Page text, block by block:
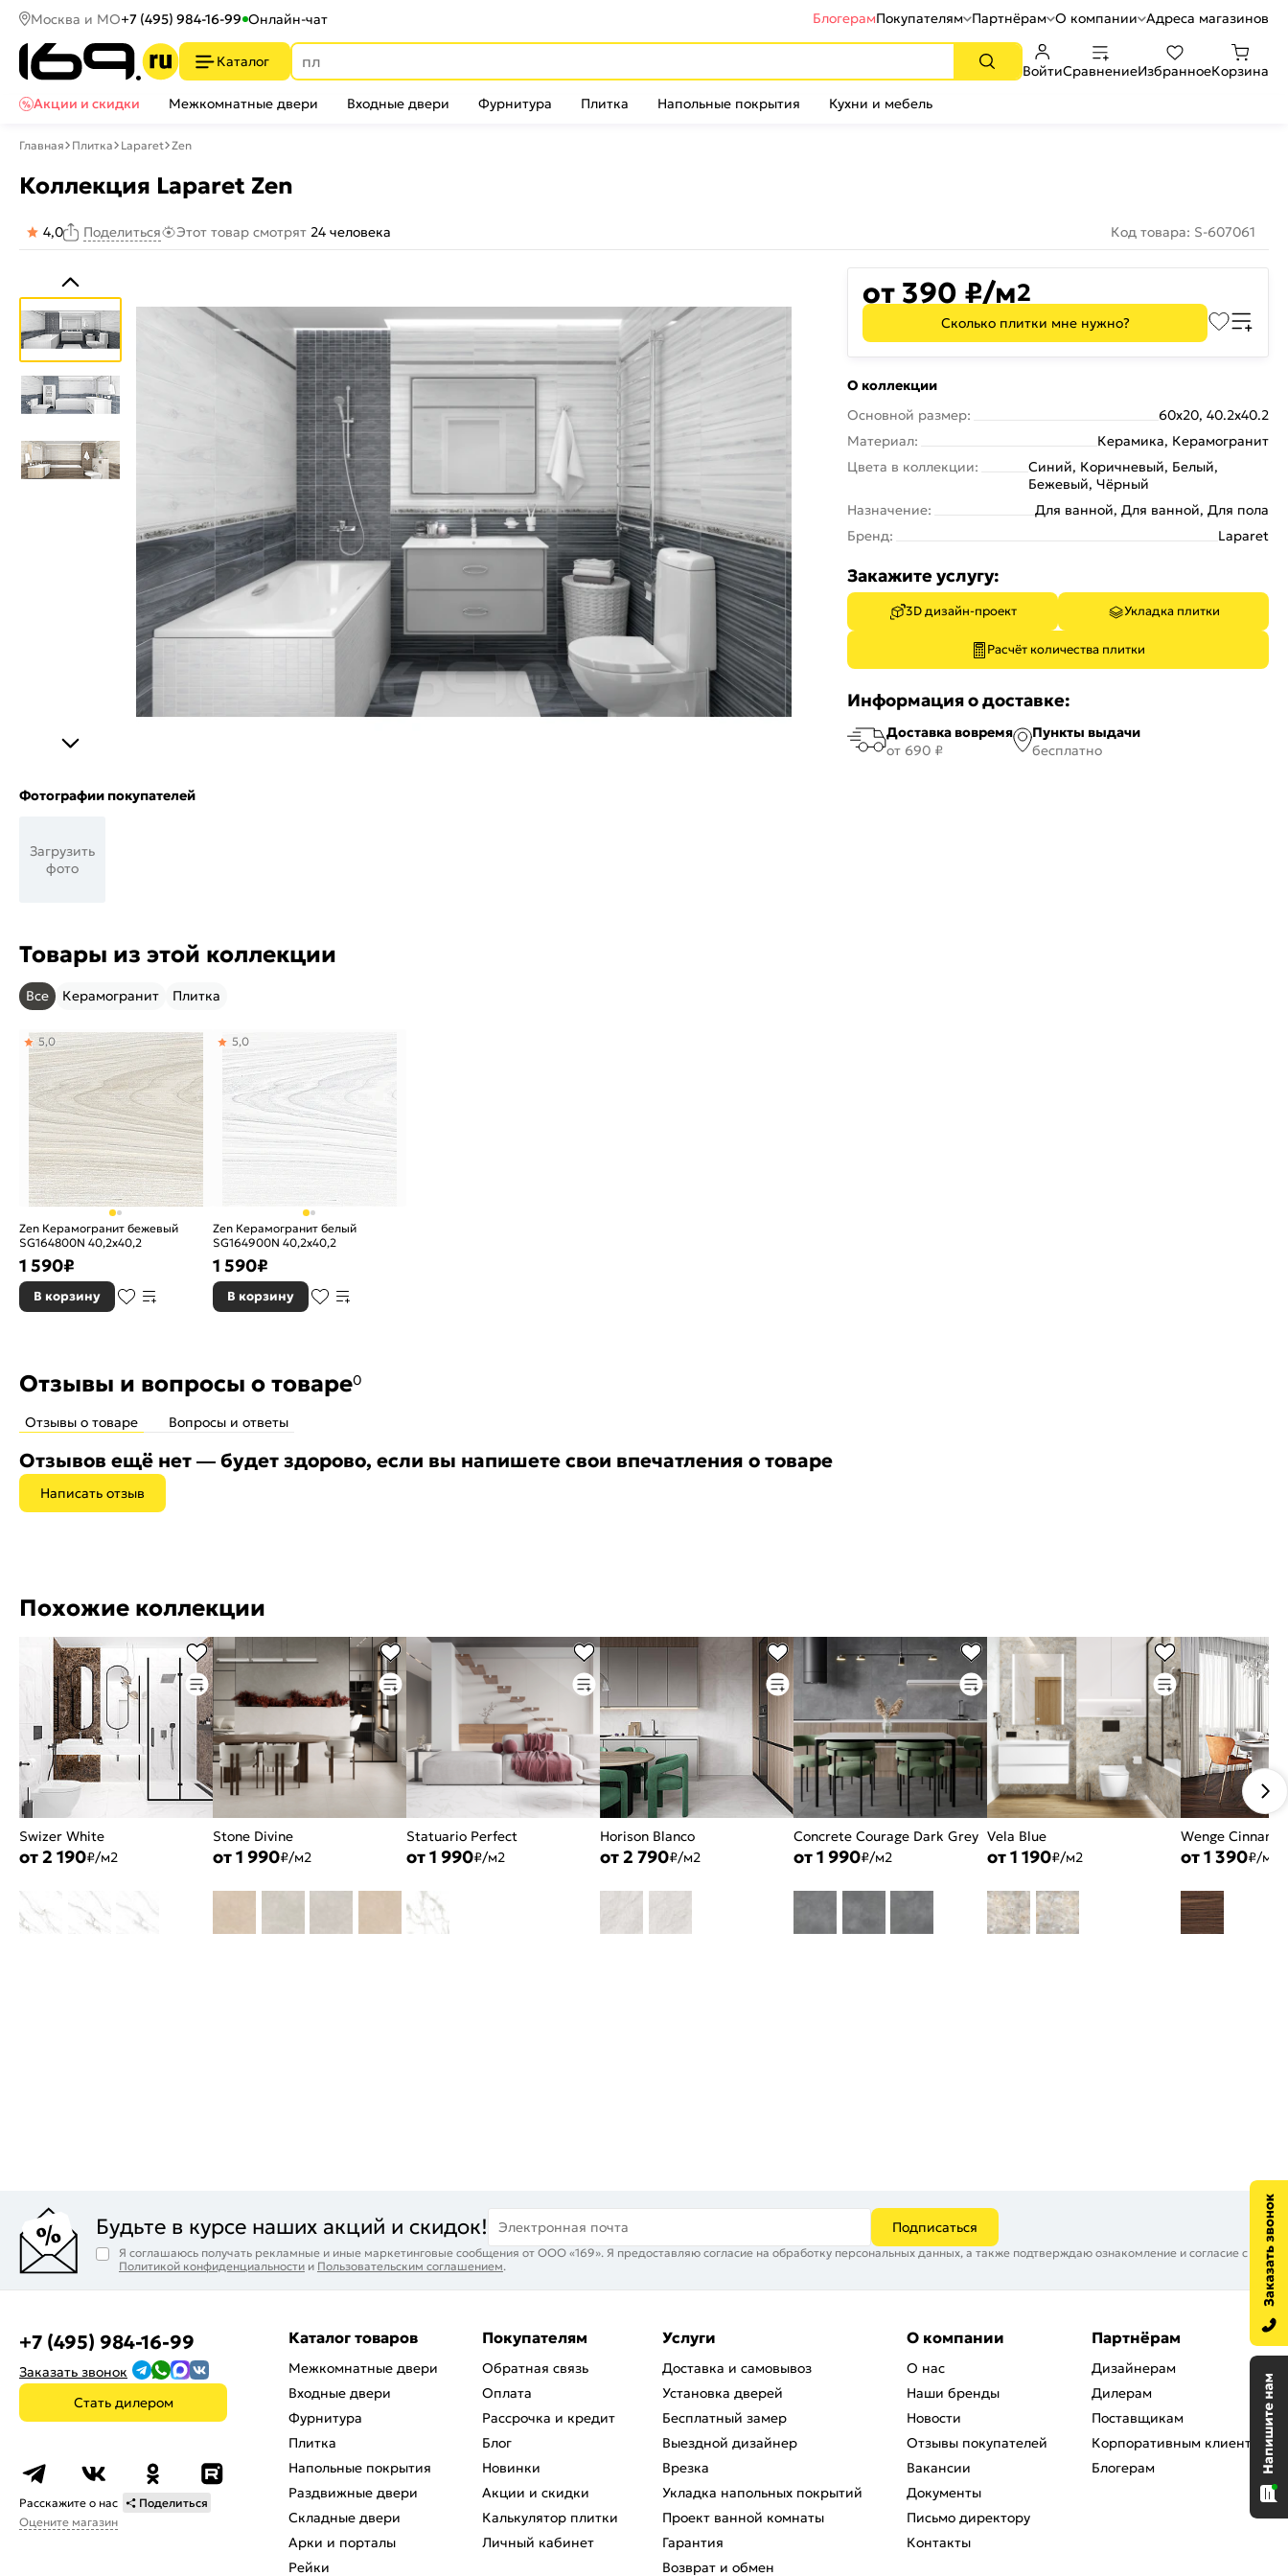
Москва и МО+7 (495) 984-16-99 Онлайн-чат БлогерамПокупателям Партнёрам О компании Адреса магазинов
Каталог
ВойтиСравнениеИзбранноеКорзина
Акции и скидки
Межкомнатные двери Входные двери Фурнитура Плитка Напольные покрытия Кухни и мебель
Главная Плитка Laparet Zen
Коллекция Laparet Zen
4,0 Поделиться Этот товар смотрят 24 человека Код товара: S-607061
Фотографии покупателей
Загрузить
фото
от 390 ₽/м2
Сколько плитки мне нужно?
О коллекции
Основной размер:
60x20, 40.2x40.2
Материал:
Керамика, Керамогранит
Цвета в коллекции:
Синий, Коричневый, Белый,
Бежевый, Чёрный
Назначение:
Для ванной, Для ванной, Для пола
Бренд:
Laparet
Закажите услугу:
3D дизайн-проект Укладка плитки
Расчёт количества плитки
Информация о доставке:
Доставка вовремя
от 690 ₽
Пункты выдачи
бесплатно
Товары из этой коллекции
Все Керамогранит Плитка
Zen Керамогранит бежевый
SG164800N 40,2х40,2
5,0
1 590₽
В корзину
Zen Керамогранит белый
SG164900N 40,2х40,2
5,0
1 590₽
В корзину
Отзывы и вопросы о товаре0
Отзывы о товаре Вопросы и ответы
Отзывов ещё нет — будет здорово, если вы напишете свои впечатления о товаре
Написать отзыв
Похожие коллекции
Swizer White
от 2 190₽/м2
Stone Divine
от 1 990₽/м2
Statuario Perfect
от 1 990₽/м2
Horison Blanco
от 2 790₽/м2
Concrete Courage Dark Grey
от 1 990₽/м2
Vela Blue
от 1 190₽/м2
Wenge
от 1 390₽/м2
Будьте в курсе наших акций и скидок! Электронная почта Подписаться
Я соглашаюсь получать рекламные и иные маркетинговые сообщения от ООО «169». Я предоставляю согласие на обработку персональных данных, а также подтверждаю ознакомление и согласие с
Политикой конфиденциальности и Пользовательским соглашением.
+7 (495) 984-16-99
Заказать звонок
Стать дилером
Расскажите о нас
Поделиться
Оцените магазин
Каталог товаров
Межкомнатные двери
Входные двери
Фурнитура
Плитка
Напольные покрытия
Раздвижные двери
Складные двери
Арки и порталы
Рейки
Покупателям
Обратная связь
Оплата
Рассрочка и кредит
Блог
Новинки
Акции и скидки
Калькулятор плитки
Личный кабинет
Услуги
Доставка и самовывоз
Установка дверей
Бесплатный замер
Выездной дизайнер
Врезка
Укладка напольных покрытий
Проект ванной комнаты
Гарантия
Возврат и обмен
О компании
О нас
Наши бренды
Новости
Отзывы покупателей
Вакансии
Документы
Письмо директору
Контакты
Партнёрам
Дизайнерам
Дилерам
Поставщикам
Корпоративным клиентам
Блогерам